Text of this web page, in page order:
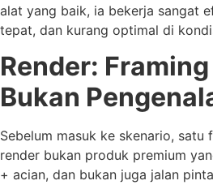
alat yang baik, ia bekerja sangat
tepat, dan kurang optimal di
Render:
Bukan
Sebelum masuk ke skenario, satu
render bukan produk premium
+ acian, dan bukan juga jalan